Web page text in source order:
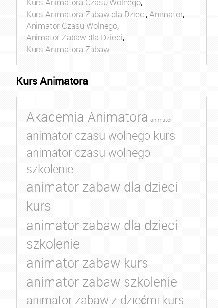
Kurs Animatora Zabaw dla Dzieci,Animator,
Animator Czasu Wolnego,
Animator Zabaw dla Dzieci,
Kurs Animatora Zabaw
Kurs Animatora
Akademia Animatora animator
animator czasu wolnego kurs
animator czasu wolnego
szkolenie
animator zabaw dla dzieci
kurs
animator zabaw dla dzieci
szkolenie
animator zabaw kurs
animator zabaw szkolenie
animator zabaw z dziećmi kurs